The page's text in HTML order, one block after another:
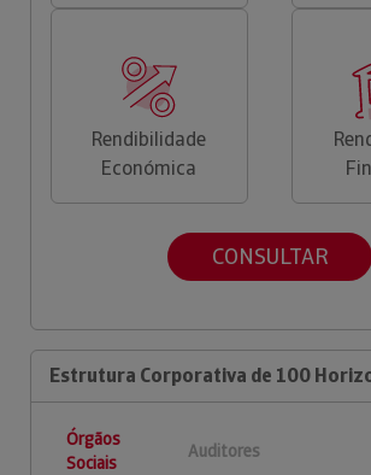
Rendibilidade
Económica
CONSULTAR
Estrutura Corporativa de 100
Órgãos
Sociais
Auditores